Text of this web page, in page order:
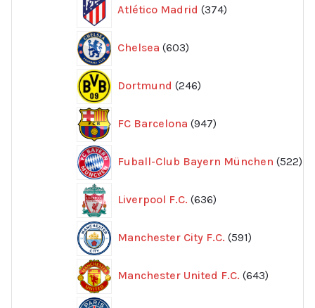
Atlético Madrid 374
produkter
Chelsea 603
produkter
Dortmund 246
produkter
FC Barcelona 947
produkter
Fuball-Club Bayern München 522
Liverpool F.C. 636
produkter
Manchester City F.C. 591
produkter
Manchester United F.C. 643